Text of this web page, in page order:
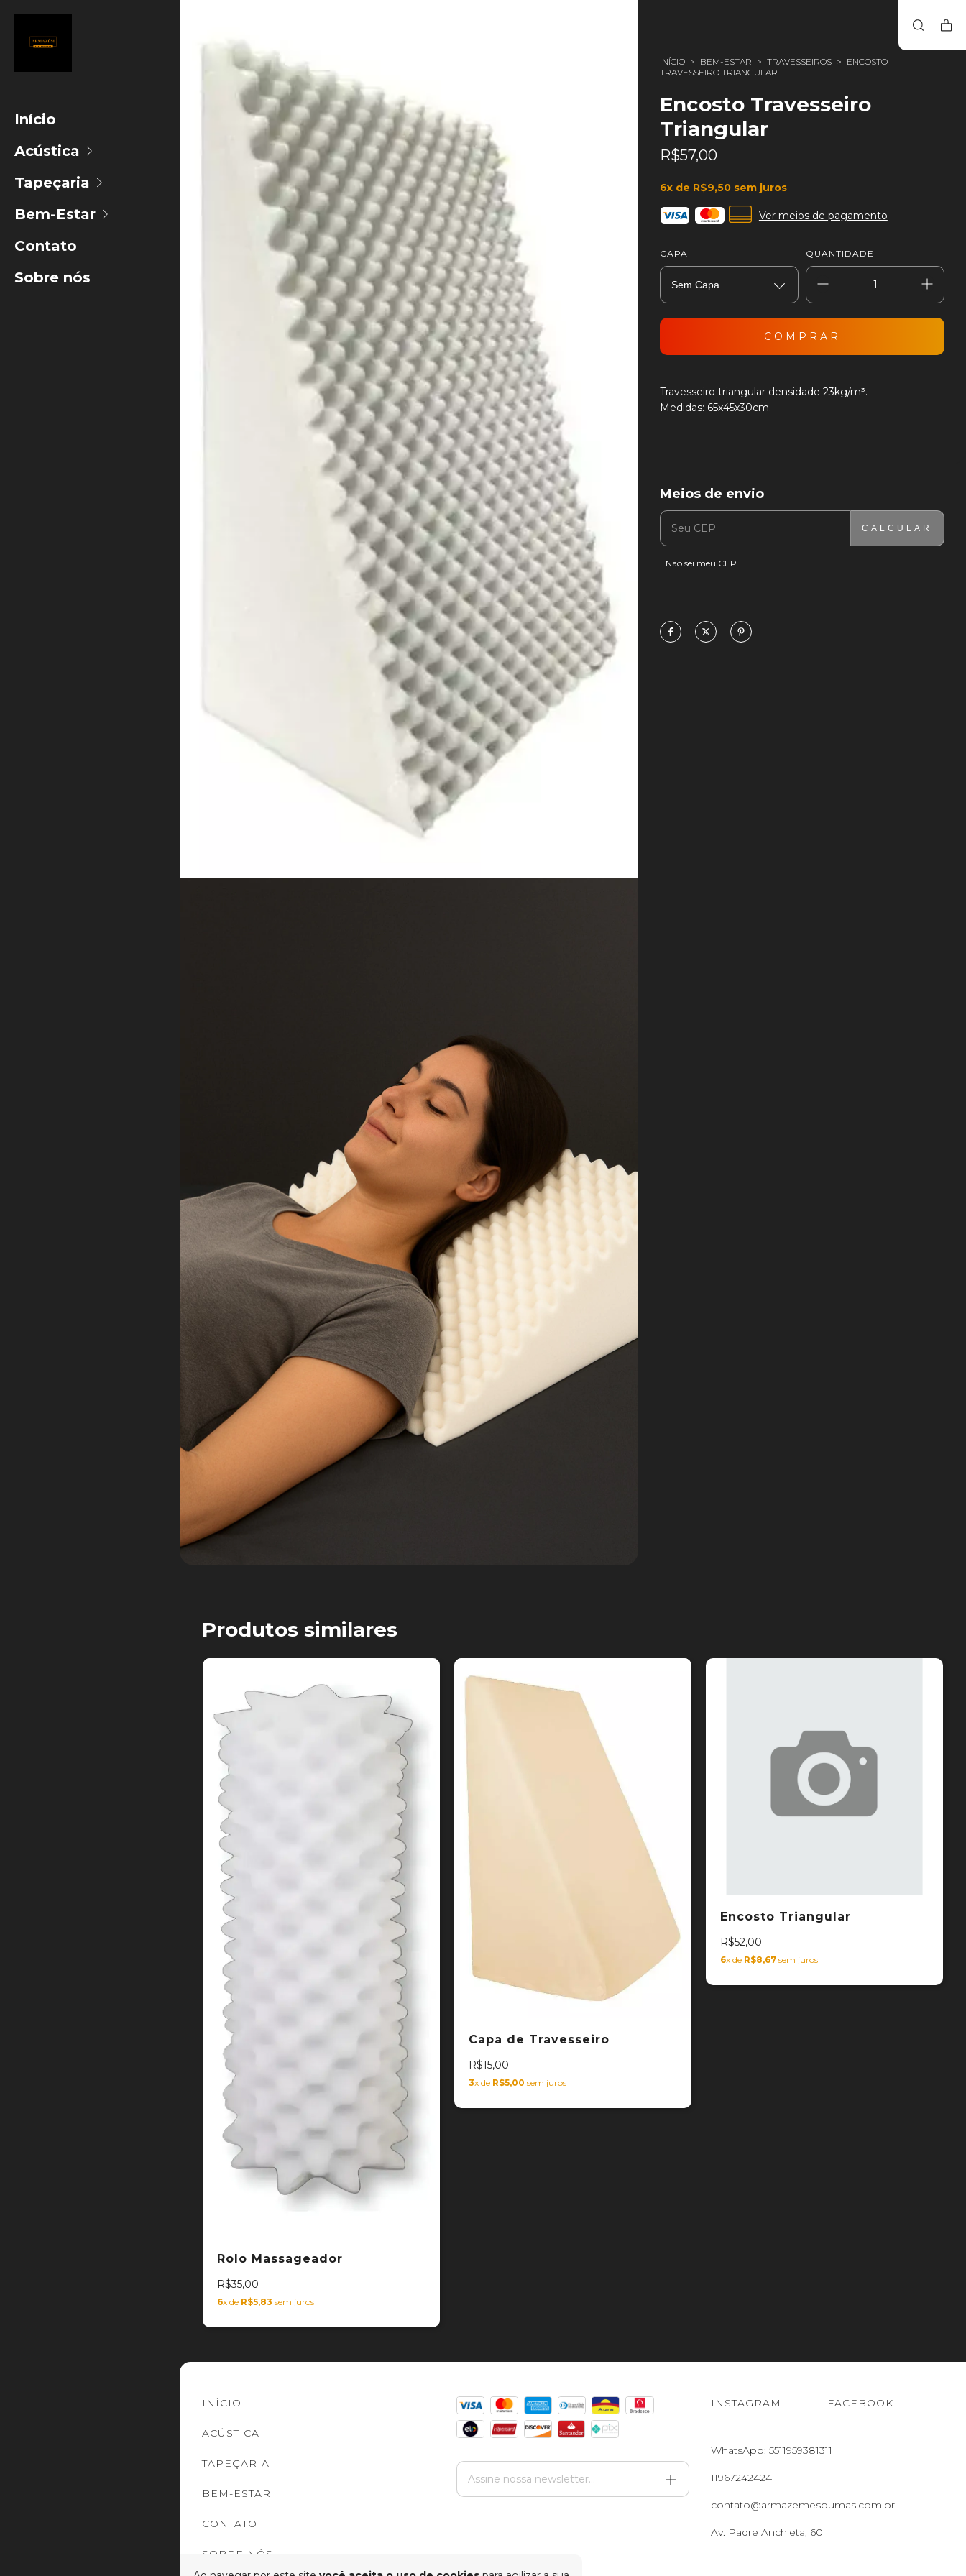
Início
Acústica
Tapeçaria
Bem-Estar
Contato
Sobre nós
INÍCIO > BEM-ESTAR > TRAVESSEIROS > ENCOSTO
TRAVESSEIRO TRIANGULAR
Encosto Travesseiro
Triangular
R$57,00
6x de R$9,50 sem juros
Ver meios de pagamento
CAPA QUANTIDADE
Travesseiro triangular densidade 23kg/m³.
Medidas: 65x45x30cm.
ENTREGAS PARA O CEP:
Meios de envio
CALCULAR
Não sei meu CEP
Produtos similares
Rolo Massageador
R$35,00
6x de R$5,83 sem juros
Capa de Travesseiro
R$15,00
3x de R$5,00 sem juros
Encosto Triangular
R$52,00
6x de R$8,67 sem juros
INÍCIO
ACÚSTICA
TAPEÇARIA
BEM-ESTAR
CONTATO
SOBRE NÓS
INSTAGRAM FACEBOOK
WhatsApp: 5511959381311
11967242424
contato@armazemespumas.com.br
Av. Padre Anchieta, 60